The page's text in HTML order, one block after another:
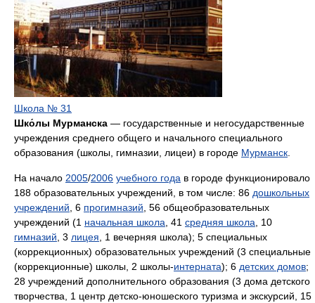
Школа № 31
Шко́лы Мурманска — государственные и негосударственные
учреждения среднего общего и начального специального
образования (школы, гимназии, лицеи) в городе Мурманск.
На начало 2005/2006 учебного года в городе функционировало
188 образовательных учреждений, в том числе: 86 дошкольных
учреждений, 6 прогимназий, 56 общеобразовательных
учреждений (1 начальная школа, 41 средняя школа, 10
гимназий, 3 лицея, 1 вечерняя школа); 5 специальных
(коррекционных) образовательных учреждений (3 специальные
(коррекционные) школы, 2 школы-интерната); 6 детских домов;
28 учреждений дополнительного образования (3 дома детского
творчества, 1 центр детско-юношеского туризма и экскурсий, 15